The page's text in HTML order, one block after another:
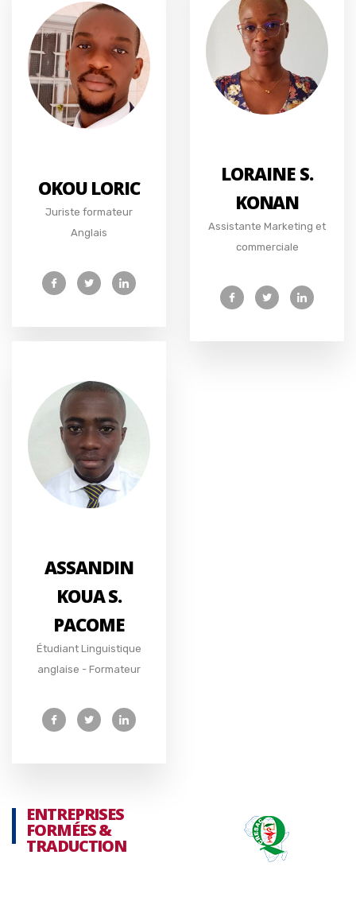
OKOU LORIC
Juriste formateur
Anglais
LORAINE S.
KONAN
Assistante Marketing et
commerciale
ASSANDIN
KOUA S.
PACOME
Étudiant Linguistique
anglaise - Formateur
ENTREPRISES
FORMÉES &
TRADUCTION